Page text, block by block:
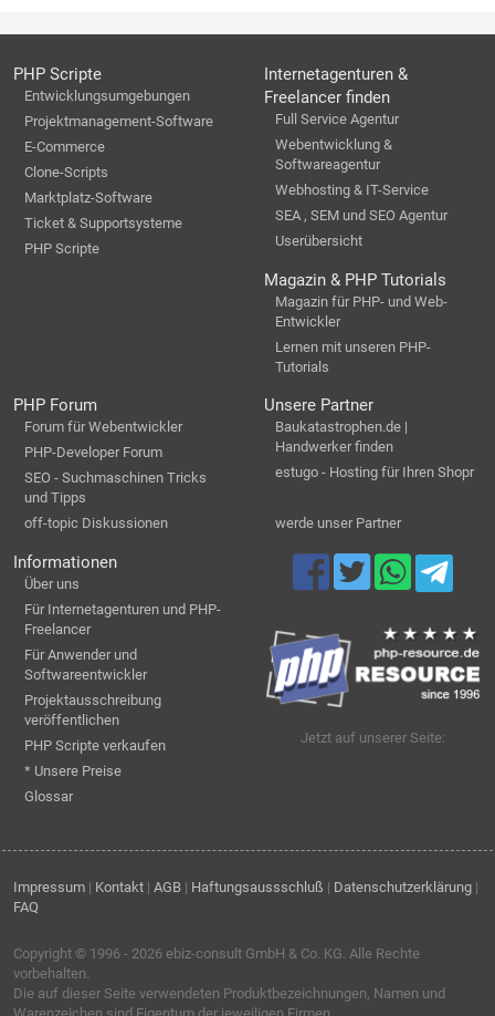
PHP Scripte
Entwicklungsumgebungen
Projektmanagement-Software
E-Commerce
Clone-Scripts
Marktplatz-Software
Ticket & Supportsysteme
PHP Scripte
Internetagenturen &
Freelancer finden
Full Service Agentur
Webentwicklung &
Softwareagentur
Webhosting & IT-Service
SEA , SEM und SEO Agentur
Userübersicht
Magazin & PHP Tutorials
Magazin für PHP- und Web-
Entwickler
Lernen mit unseren PHP-
Tutorials
PHP Forum
Forum für Webentwickler
PHP-Developer Forum
SEO - Suchmaschinen Tricks
und Tipps
off-topic Diskussionen
Unsere Partner
Baukatastrophen.de |
Handwerker finden
estugo - Hosting für Ihren Shopr
werde unser Partner
Informationen
Über uns
Für Internetagenturen und PHP-
Freelancer
Für Anwender und
Softwareentwickler
Projektausschreibung
veröffentlichen
PHP Scripte verkaufen
* Unsere Preise
Glossar
Jetzt auf unserer Seite:
Impressum | Kontakt | AGB | Haftungsaussschluß | Datenschutzerklärung |
FAQ
Copyright © 1996 - 2026 ebiz-consult GmbH & Co. KG. Alle Rechte
vorbehalten.
Die auf dieser Seite verwendeten Produktbezeichnungen, Namen und